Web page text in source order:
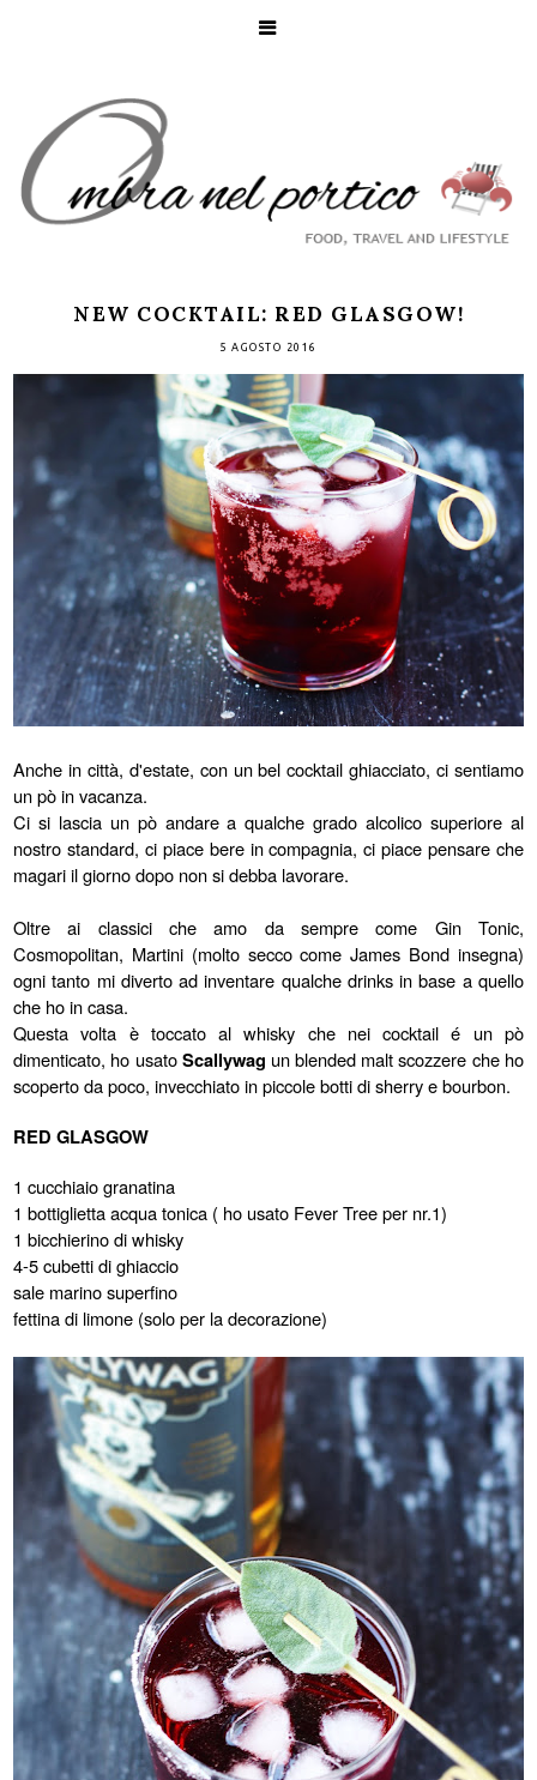
NEW COCKTAIL: RED GLASGOW!
5 AGOSTO 2016
Anche in città, d'estate, con un bel cocktail ghiacciato, ci sentiamo
un pò in vacanza.
Ci si lascia un pò andare a qualche grado alcolico superiore al
nostro standard, ci piace bere in compagnia, ci piace pensare che
magari il giorno dopo non si debba lavorare.
Oltre ai classici che amo da sempre come Gin Tonic,
Cosmopolitan, Martini (molto secco come James Bond insegna)
ogni tanto mi diverto ad inventare qualche drinks in base a quello
che ho in casa.
Questa volta è toccato al whisky che nei cocktail é un pò
dimenticato, ho usato Scallywag un blended malt scozzere che ho
scoperto da poco, invecchiato in piccole botti di sherry e bourbon.
RED GLASGOW
1 cucchiaio granatina
1 bottiglietta acqua tonica ( ho usato Fever Tree per nr.1)
1 bicchierino di whisky
4-5 cubetti di ghiaccio
sale marino superfino
fettina di limone (solo per la decorazione)